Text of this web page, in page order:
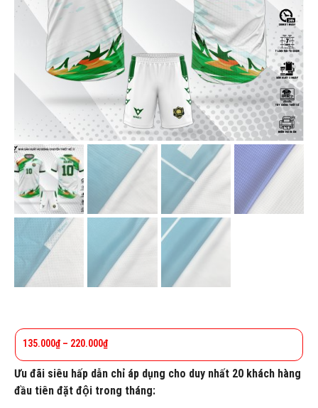
135.000₫ – 220.000₫
Ưu đãi siêu hấp dẫn chỉ áp dụng cho duy nhất 20 khách hàng
đầu tiên đặt đội trong tháng: